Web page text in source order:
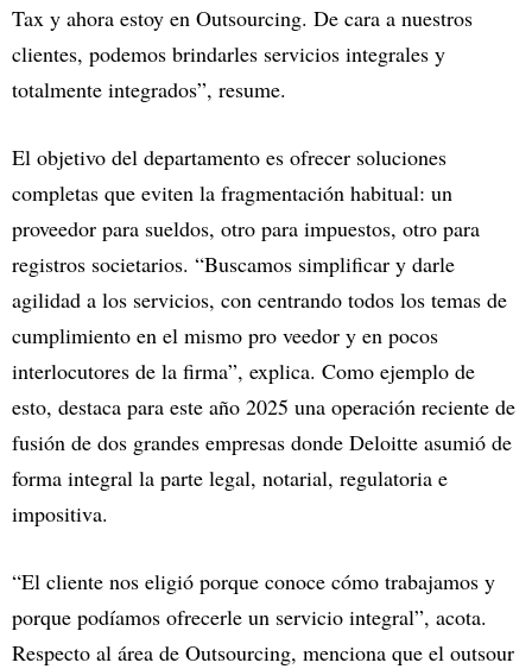
Tax y ahora estoy en Outsourcing. De cara a nuestros
clientes, podemos brindarles servicios integrales y
totalmente integrados”, resume.
El objetivo del departamento es ofrecer soluciones
completas que eviten la fragmentación habitual: un
proveedor para sueldos, otro para impuestos, otro para
registros societarios. “Buscamos simplificar y darle
agilidad a los servicios, con centrando todos los temas de
cumplimiento en el mismo pro veedor y en pocos
interlocutores de la firma”, explica. Como ejemplo de
esto, destaca para este año 2025 una operación reciente de
fusión de dos grandes empresas donde Deloitte asumió de
forma integral la parte legal, notarial, regulatoria e
impositiva.
“El cliente nos eligió porque conoce cómo trabajamos y
porque podíamos ofrecerle un servicio integral”, acota.
Respecto al área de Outsourcing, menciona que el outsour